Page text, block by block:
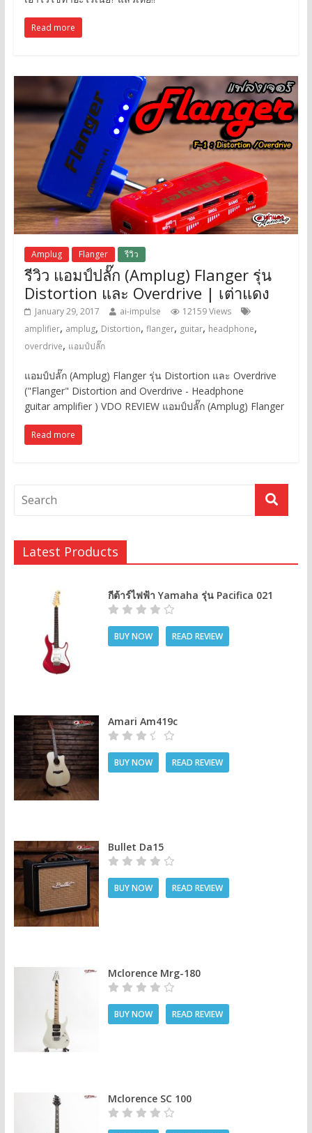
Read more
Amplug Flanger รีวิว
รีวิว แอมป์ปลั๊ก (Amplug) Flanger รุ่น
Distortion และ Overdrive | เต่าแดง
January 29, 2017 ai-impulse
12159 Views
amplifier, amplug, Distortion, flanger, guitar, headphone,
overdrive, แอมป์ปลั๊ก
แอมป์ปลั๊ก (Amplug) Flanger รุ่น Distortion และ Overdrive
("Flanger" Distortion and Overdrive - Headphone
guitar amplifier ) VDO REVIEW แอมป์ปลั๊ก (Amplug) Flanger
Read more
Latest Products
กีต้าร์ไฟฟ้า Yamaha รุ่น Pacifica 021
BUY NOW READ REVIEW
Amari Am419c
BUY NOW READ REVIEW
Bullet Da15
BUY NOW READ REVIEW
Mclorence Mrg-180
BUY NOW READ REVIEW
Mclorence SC 100